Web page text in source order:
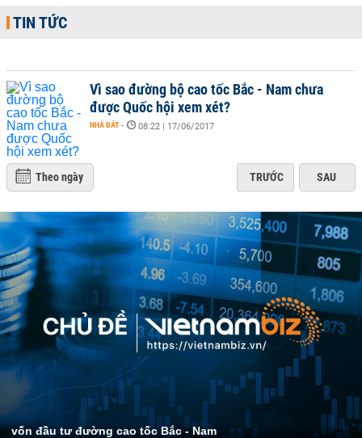
TIN TỨC
Vì sao đường bộ cao tốc Bắc - Nam chưa
được Quốc hội xem xét?
NHÀ ĐẤT - 08:22 | 17/06/2017
Theo ngày TRƯỚC SAU
vốn đầu tư đường cao tốc Bắc - Nam